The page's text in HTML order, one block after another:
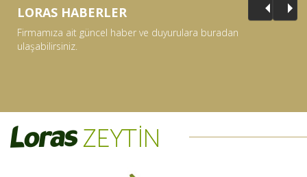
LORAS HABERLER
Firmamıza ait güncel haber ve duyurulara buradan
ulaşabilirsiniz.